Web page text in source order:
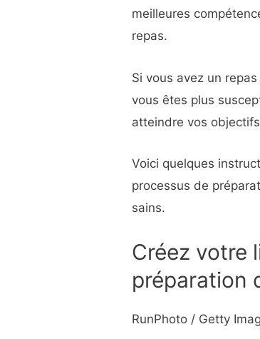
meilleures
repas.
Si vous avez un
vous êtes plus
atteindre vos
Voici quelques
processus de
sains.
Créez votre
préparation
RunPhoto / Getty